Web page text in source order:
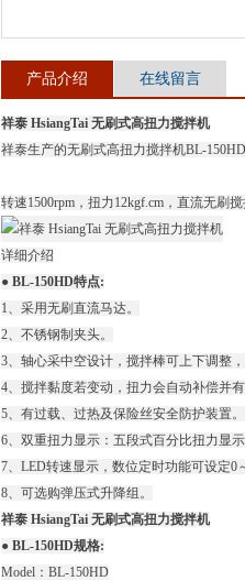
产品介绍 在线留言
祥泰 HsiangTai 无刷式高扭力搅拌机
祥泰生产的无刷式高扭力搅拌机BL-150HD
转速1500rpm，扭力12kgf.cm，直流无刷
详细介绍
● BL-150HD特点:
1、采用无刷直流马达。
2、不锈钢制夹头。
3、轴心采中空设计，搅拌棒可上下调整
4、搅拌黏度若变动，扭力会自动补偿并
5、有过载、过热及保险丝安全防护装置。
6、双重扭力显示：五段式百分比扭力显
7、LED转速显示，数位定时功能可设定0
8、可选购弹压式升降组。
祥泰 HsiangTai 无刷式高扭力搅拌机
● BL-150HD规格:
Model：BL-150HD